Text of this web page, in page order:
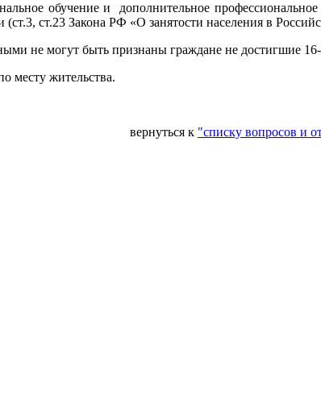
обучение и дополнительное
ст.23 Закона РФ «О занятости населения в
не могут быть признаны граждане не достигшие
месту жительства.
вернуться к "списку вопросов и